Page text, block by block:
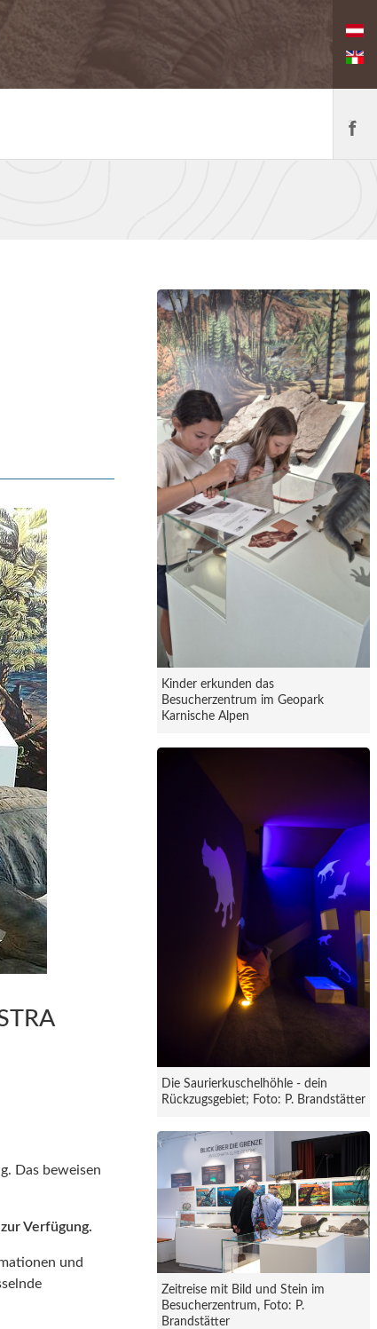
Das beweisen
Verfügung.
und
Kinder erkunden das
Besucherzentrum im Geopark
Karnische Alpen
Die Saurierkuschelhöhle - dein
Rückzugsgebiet; Foto: P. Brandstätter
Zeitreise mit Bild und Stein im
Besucherzentrum, Foto: P.
Brandstätter